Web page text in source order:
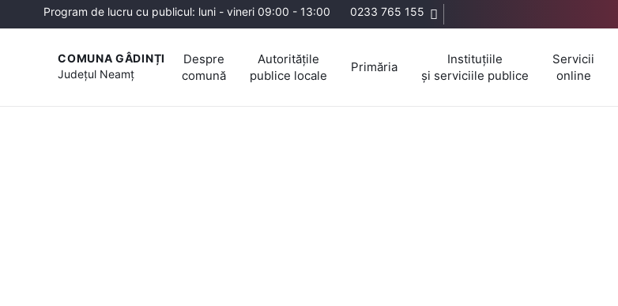
Program de lucru cu publicul: luni - vineri 09:00 - 13:00 0233 765 155
COMUNA GÂDINȚI
Județul Neamț
Despre
comună
Autoritățile
publice locale
Primăria
Instituțiile
și serviciile publice
Servicii
online